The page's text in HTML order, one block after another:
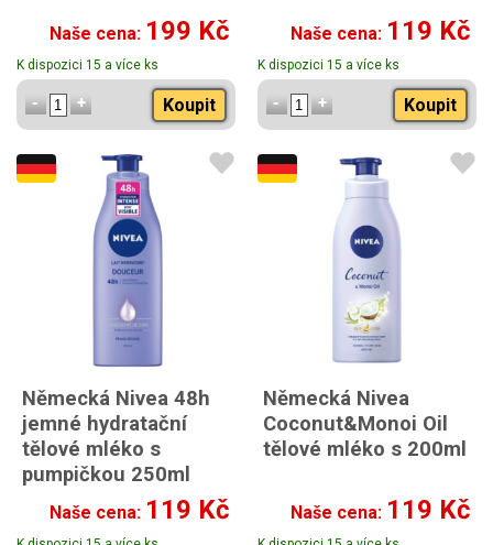
Naše cena: 199 Kč
K dispozici 15 a více ks
Koupit
Naše cena: 119 Kč
K dispozici 15 a více ks
Koupit
Německá Nivea 48h
jemné hydratační
tělové mléko s
pumpičkou 250ml
Naše cena: 119 Kč
Německá Nivea
Coconut&Monoi Oil
tělové mléko s 200ml
Naše cena: 119 Kč